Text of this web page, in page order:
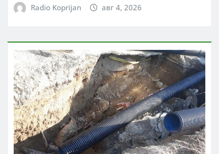
Radio Koprijan авг 4, 2026